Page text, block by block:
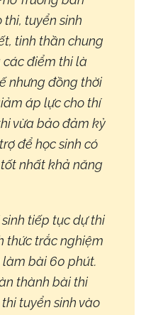
thi, tuyển sinh
tinh thần chung
điểm thi là
nhưng đồng thời
áp lực cho thí
vừa bảo đảm kỷ
để học sinh có
nhất khả năng
tiếp tục dự thi
thức trắc nghiệm
bài 60 phút.
thành bài thi
tuyển sinh vào